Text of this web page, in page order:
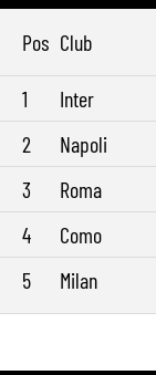
Pos Club
1 Inter
2
Napoli
3
Roma
4
Como
5
Milan